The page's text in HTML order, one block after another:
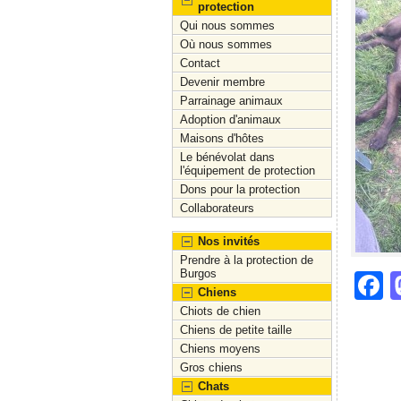
protection
Qui nous sommes
Où nous sommes
Contact
Devenir membre
Parrainage animaux
Adoption d'animaux
Maisons d'hôtes
Le bénévolat dans
l'équipement de protection
Dons pour la protection
Collaborateurs
Nos invités
Prendre à la protection de
Burgos
Chiens
Chiots de chien
Chiens de petite taille
Chiens moyens
Gros chiens
Chats
F